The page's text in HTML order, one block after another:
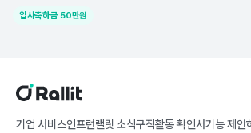
입사축하금 50만원
기업 서비스인프런랠릿 소식구직활동 확인서기능 제안